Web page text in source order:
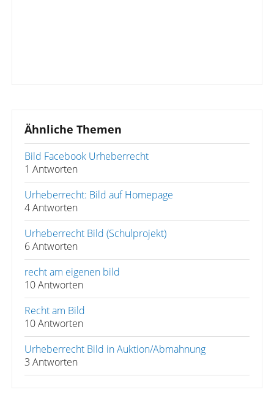
Ähnliche Themen
Bild Facebook Urheberrecht
1 Antworten
Urheberrecht: Bild auf Homepage
4 Antworten
Urheberrecht Bild (Schulprojekt)
6 Antworten
recht am eigenen bild
10 Antworten
Recht am Bild
10 Antworten
Urheberrecht Bild in Auktion/Abmahnung
3 Antworten